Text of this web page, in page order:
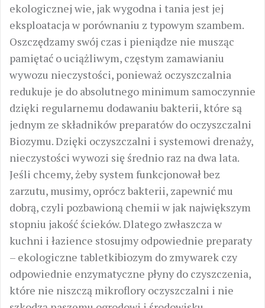
ekologicznej wie, jak wygodna i tania jest jej
eksploatacja w porównaniu z typowym szambem.
Oszczędzamy swój czas i pieniądze nie musząc
pamiętać o uciążliwym, częstym zamawianiu
wywozu nieczystości, ponieważ oczyszczalnia
redukuje je do absolutnego minimum samoczynnie
dzięki regularnemu dodawaniu bakterii, które są
jednym ze składników preparatów do oczyszczalni
Biozymu. Dzięki oczyszczalni i systemowi drenaży,
nieczystości wywozi się średnio raz na dwa lata.
Jeśli chcemy, żeby system funkcjonował bez
zarzutu, musimy, oprócz bakterii, zapewnić mu
dobrą, czyli pozbawioną chemii w jak największym
stopniu jakość ścieków. Dlatego zwłaszcza w
kuchni i łazience stosujmy odpowiednie preparaty
– ekologiczne tabletkibiozym do zmywarek czy
odpowiednie enzymatyczne płyny do czyszczenia,
które nie niszczą mikroflory oczyszczalni i nie